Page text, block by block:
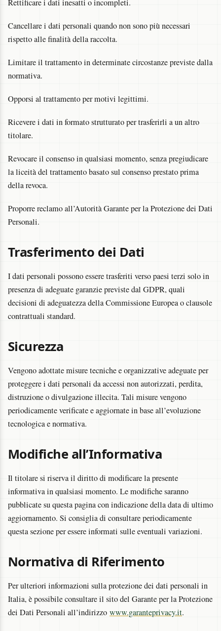
Rettificare i dati inesatti o incompleti.
Cancellare i dati personali quando non sono più necessari
rispetto alle finalità della raccolta.
Limitare il trattamento in determinate circostanze previste dalla
normativa.
Opporsi al trattamento per motivi legittimi.
Ricevere i dati in formato strutturato per trasferirli a un altro
titolare.
Revocare il consenso in qualsiasi momento, senza pregiudicare
la liceità del trattamento basato sul consenso prestato prima
della revoca.
Proporre reclamo all’Autorità Garante per la Protezione dei Dati
Personali.
Trasferimento dei Dati
I dati personali possono essere trasferiti verso paesi terzi solo in
presenza di adeguate garanzie previste dal GDPR, quali
decisioni di adeguatezza della Commissione Europea o clausole
contrattuali standard.
Sicurezza
Vengono adottate misure tecniche e organizzative adeguate per
proteggere i dati personali da accessi non autorizzati, perdita,
distruzione o divulgazione illecita. Tali misure vengono
periodicamente verificate e aggiornate in base all’evoluzione
tecnologica e normativa.
Modifiche all’Informativa
Il titolare si riserva il diritto di modificare la presente
informativa in qualsiasi momento. Le modifiche saranno
pubblicate su questa pagina con indicazione della data di ultimo
aggiornamento. Si consiglia di consultare periodicamente
questa sezione per essere informati sulle eventuali variazioni.
Normativa di Riferimento
Per ulteriori informazioni sulla protezione dei dati personali in
Italia, è possibile consultare il sito del Garante per la Protezione
dei Dati Personali all’indirizzo www.garanteprivacy.it.